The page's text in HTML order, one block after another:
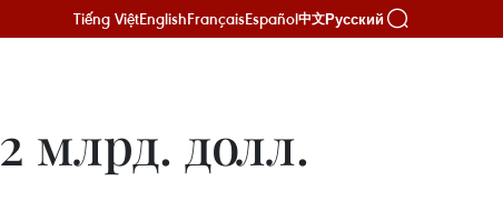
Tiếng ViệtEnglishFrançaisEspañol中文Русский
млрд. долл.